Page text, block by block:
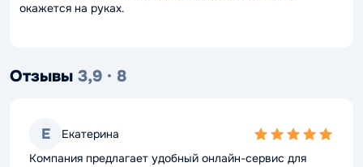
окажется на руках.
Отзывы 3,9 · 8
Е Екатерина
5,0
rating
Компания предлагает удобный онлайн-сервис для